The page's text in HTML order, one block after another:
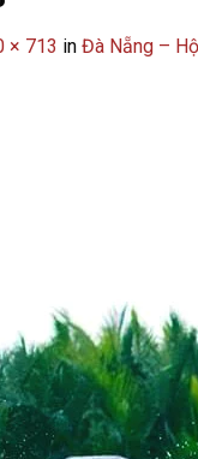
× 713 in Đà Nẵng –